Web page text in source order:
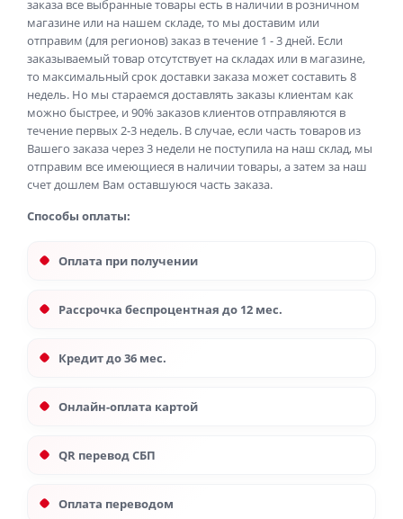
заказа все выбранные товары есть в наличии в розничном
магазине или на нашем складе, то мы доставим или
отправим (для регионов) заказ в течение 1 - 3 дней. Если
заказываемый товар отсутствует на складах или в магазине,
то максимальный срок доставки заказа может составить 8
недель. Но мы стараемся доставлять заказы клиентам как
можно быстрее, и 90% заказов клиентов отправляются в
течение первых 2-3 недель. В случае, если часть товаров из
Вашего заказа через 3 недели не поступила на наш склад, мы
отправим все имеющиеся в наличии товары, а затем за наш
счет дошлем Вам оставшуюся часть заказа.
Способы оплаты:
Оплата при получении
Рассрочка беспроцентная до 12 мес.
Кредит до 36 мес.
Онлайн-оплата картой
QR перевод СБП
Оплата переводом